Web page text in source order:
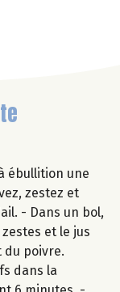
ébullition une
zestez et
- Dans un bol,
et le jus
du poivre.
dans la